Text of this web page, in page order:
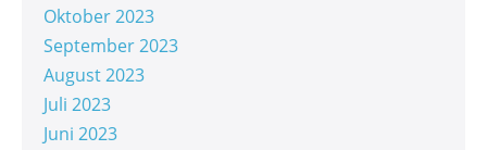
Oktober 2023
September 2023
August 2023
Juli 2023
Juni 2023